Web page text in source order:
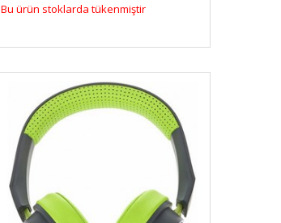
Bu ürün stoklarda tükenmiştir